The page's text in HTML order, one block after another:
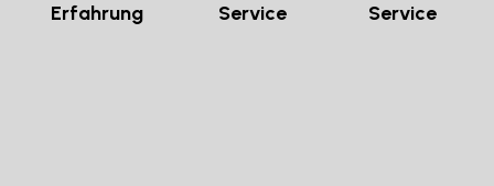
Erfahrung
Service
Service